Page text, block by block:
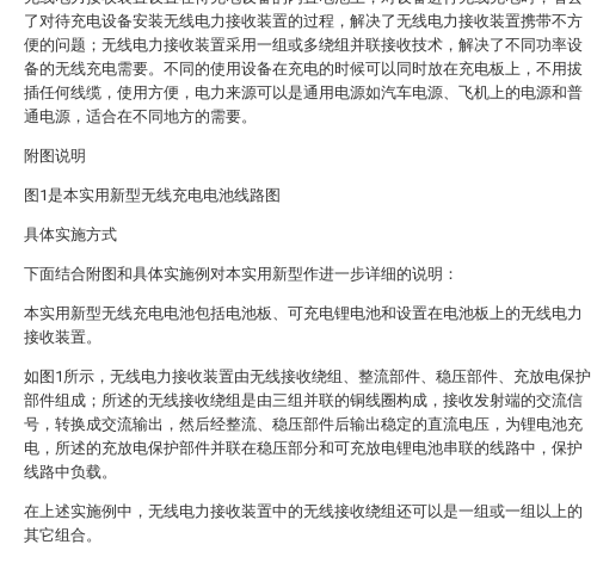
了对待充电设备安装无线电力接收装置的过程，解决了无线电力接收装置携带不方
便的问题；无线电力接收装置采用一组或多绕组并联接收技术，解决了不同功率设
备的无线充电需要。不同的使用设备在充电的时候可以同时放在充电板上，不用拔
插任何线缆，使用方便，电力来源可以是通用电源如汽车电源、飞机上的电源和普
通电源，适合在不同地方的需要。
附图说明
图1是本实用新型无线充电电池线路图
具体实施方式
下面结合附图和具体实施例对本实用新型作进一步详细的说明：
本实用新型无线充电电池包括电池板、可充电锂电池和设置在电池板上的无线电力
接收装置。
如图1所示，无线电力接收装置由无线接收绕组、整流部件、稳压部件、充放电保护
部件组成；所述的无线接收绕组是由三组并联的铜线圈构成，接收发射端的交流信
号，转换成交流输出，然后经整流、稳压部件后输出稳定的直流电压，为锂电池充
电，所述的充放电保护部件并联在稳压部分和可充放电锂电池串联的线路中，保护
线路中负载。
在上述实施例中，无线电力接收装置中的无线接收绕组还可以是一组或一组以上的
其它组合。